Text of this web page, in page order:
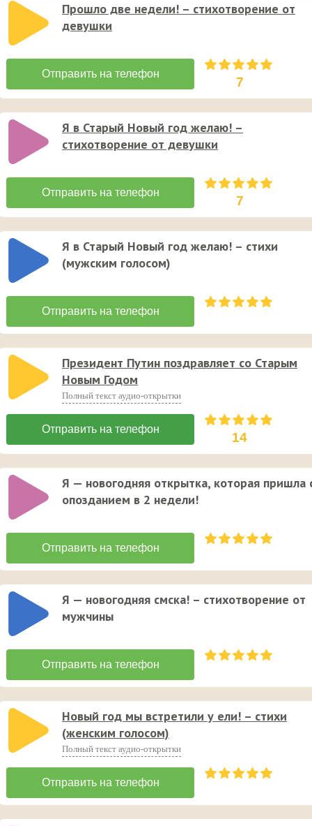
Прошло две недели! – стихотворение от
девушки
7
Я в Старый Новый год желаю! –
стихотворение от девушки
7
Я в Старый Новый год желаю! – стихи
(мужским голосом)
Президент Путин поздравляет со Старым
Новым Годом
Полный текст аудио-открытки
14
Я — новогодняя открытка, которая пришла
опозданием в 2 недели!
Я — новогодняя смска! – стихотворение от
мужчины
Новый год мы встретили у ели! – стихи
(женcким голосом)
Полный текст аудио-открытки